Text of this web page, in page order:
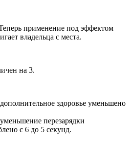
применение под эффектом
владельца с места.
на 3.
здоровье уменьшено
перезарядки
с 6 до 5 секунд.